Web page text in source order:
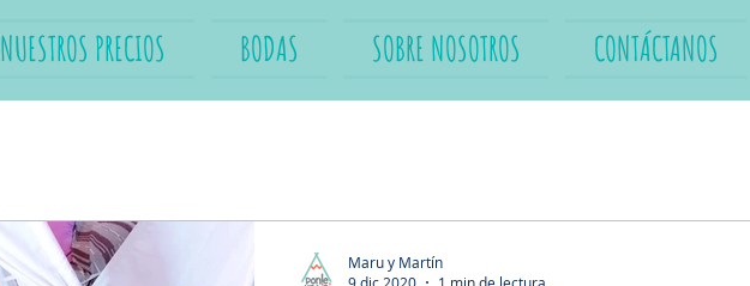
NUESTROS PRECIOS BODAS SOBRE NOSOTROS CONTÁCTANOS
Maru y Martín